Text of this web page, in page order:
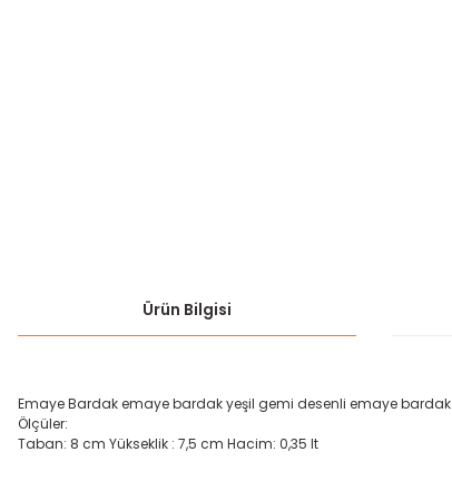
Ürün Bilgisi
Emaye Bardak emaye bardak yeşil gemi desenli emaye bardak
Ölçüler:
Taban: 8 cm Yükseklik : 7,5 cm Hacim: 0,35 lt